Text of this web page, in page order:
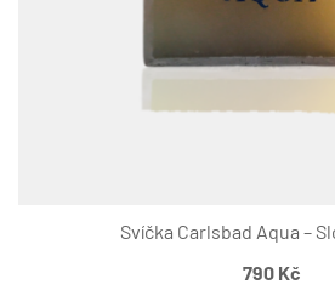
Svíčka Carlsbad Aqua –
790 Kč